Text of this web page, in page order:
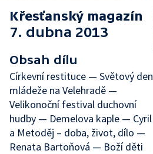
Křesťanský magazín
7. dubna 2013
Obsah dílu
Církevní restituce — Světový den
mládeže na Velehradě —
Velikonoční festival duchovní
hudby — Demelova kaple — Cyril
a Metoděj – doba, život, dílo —
Renata Bartoňová — Boží děti